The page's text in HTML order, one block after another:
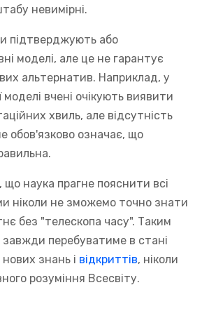
невимірні.
підтверджують або
моделі, але це не гарантує
альтернатив. Наприклад, у
моделі вчені очікують виявити
хвиль, але відсутність
обов'язково означає, що
наука прагне пояснити всі
ніколи не зможемо точно знати
без "телескопа часу". Таким
перебуватиме в стані
знань і відкриттів, ніколи
розуміння Всесвіту.